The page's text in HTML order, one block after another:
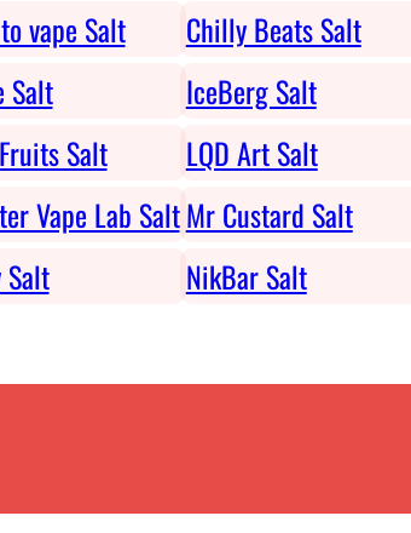
vape Salt
Chilly Beats Salt
Salt
IceBerg Salt
Salt
LQD Art Salt
Vape Lab SaltMr Custard Salt
Salt
NikBar Salt